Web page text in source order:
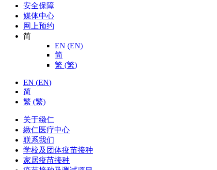
安全保障
媒体中心
网上预约
简
EN (EN)
简
繁 (繁)
EN (EN)
简
繁 (繁)
关于緻仁
緻仁医疗中心
联系我们
学校及团体疫苗接种
家居疫苗接种